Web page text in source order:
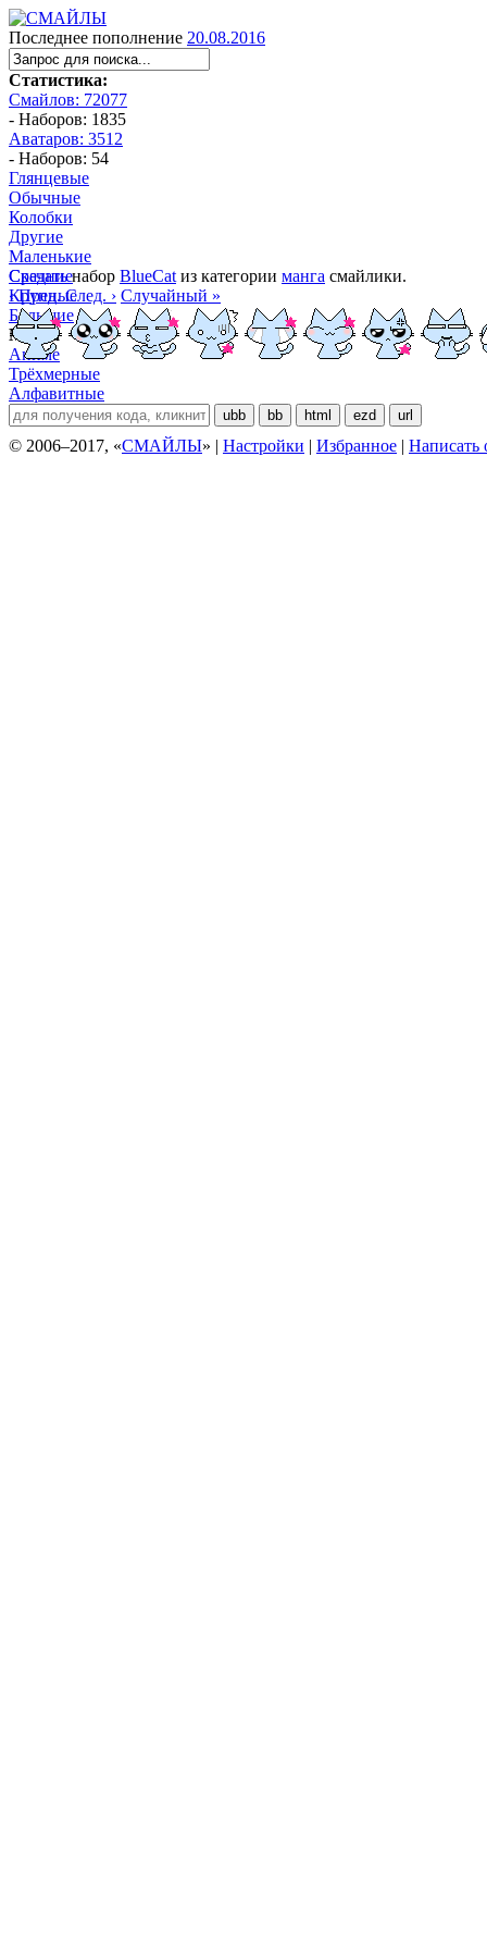
Последнее пополнение 20.08.2016
Статистика:
Смайлов: 72077
- Наборов: 1835
Аватаров: 3512
- Наборов: 54
Глянцевые
Обычные
Колобки
Другие
Маленькие
Средние
Крупные
Большие
Манга
Аниме
Трёхмерные
Алфавитные
ubb bb html ezd url
Скачатьнабор BlueCat из категории манга смайлики.
‹ Пред. След. › Случайный »
© 2006–2017, «СМАЙЛЫ» | Настройки | Избранное | Написать